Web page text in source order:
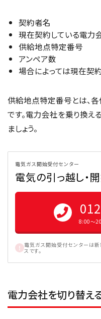
契約者名
現在契約している電力
供給地点特定番号
アンペア数
場合によっては現在契
供給地点特定番号とは、
です。電力会社を乗り換え
ましょう。
電気ガス開始受付センター
電気の引っ越し・
8:00〜
電気ガス開始受付センターは
スです。
電力会社を切り替え